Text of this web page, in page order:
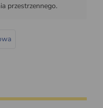
przestrzennego.